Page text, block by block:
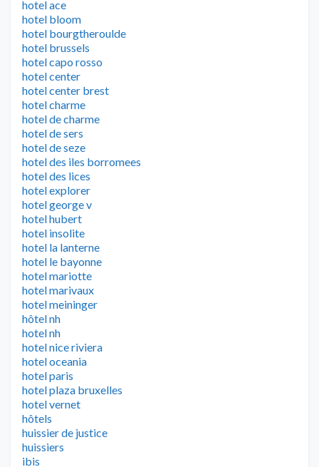
hotel ace
hotel bloom
hotel bourgtheroulde
hotel brussels
hotel capo rosso
hotel center
hotel center brest
hotel charme
hotel de charme
hotel de sers
hotel de seze
hotel des iles borromees
hotel des lices
hotel explorer
hotel george v
hotel hubert
hotel insolite
hotel la lanterne
hotel le bayonne
hotel mariotte
hotel marivaux
hotel meininger
hôtel nh
hotel nh
hotel nice riviera
hotel oceania
hotel paris
hotel plaza bruxelles
hotel vernet
hôtels
huissier de justice
huissiers
ibis